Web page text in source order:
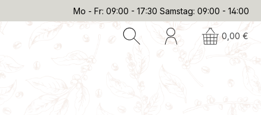
Mo - Fr: 09:00 - 17:30 Samstag: 09:00 - 14:00
0,00 €